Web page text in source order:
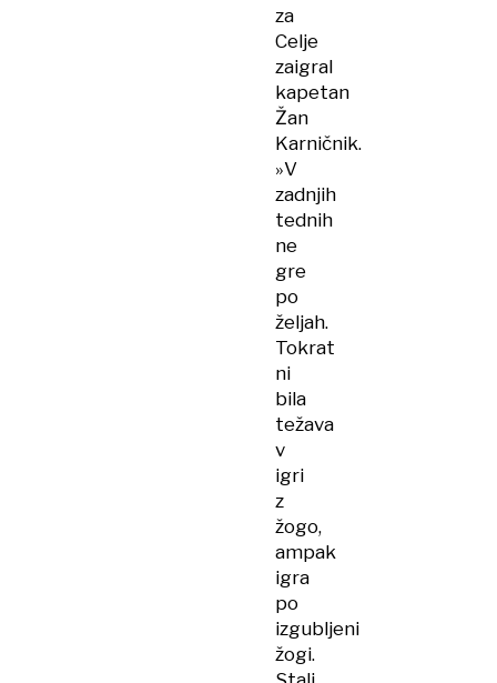
za
Celje
zaigral
kapetan
Žan
Karničnik.
»V
zadnjih
tednih
ne
gre
po
željah.
Tokrat
ni
bila
težava
v
igri
z
žogo,
ampak
igra
po
izgubljeni
žogi.